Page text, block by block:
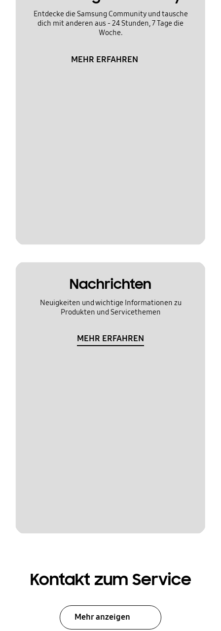
Entdecke die Samsung Community und tausche
dich mit anderen aus - 24 Stunden, 7 Tage die
Woche.
MEHR ERFAHREN
Nachrichten
Neuigkeiten und wichtige Informationen zu
Produkten und Servicethemen
MEHR ERFAHREN
Kontakt zum Service
Mehr anzeigen